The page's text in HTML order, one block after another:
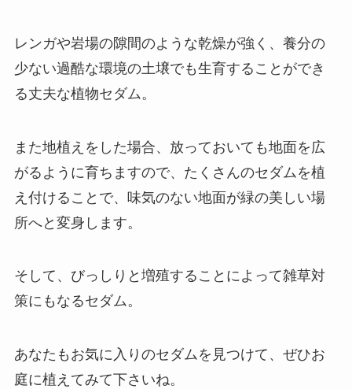
レンガや岩場の隙間のような乾燥が強く、養分の
少ない過酷な環境の土壌でも生育することができ
る丈夫な植物セダム。
また地植えをした場合、放っておいても地面を広
がるように育ちますので、たくさんのセダムを植
え付けることで、味気のない地面が緑の美しい場
所へと変身します。
そして、びっしりと増殖することによって雑草対
策にもなるセダム。
あなたもお気に入りのセダムを見つけて、ぜひお
庭に植えてみて下さいね。